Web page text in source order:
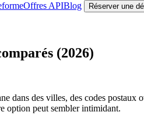
Offres APIBlog Réserver une
(2026)
dans des villes, des codes
option peut sembler intimidant.